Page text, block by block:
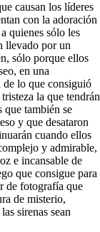
causan los líderes
con la adoración
quienes sólo les
llevado por un
sólo porque ellos
en una
de lo que consiguió
la que tendrán
que también se
y que desataron
cuando ellos
y admirable,
e incansable de
que consigue para
de fotografía que
de misterio,
sirenas sean